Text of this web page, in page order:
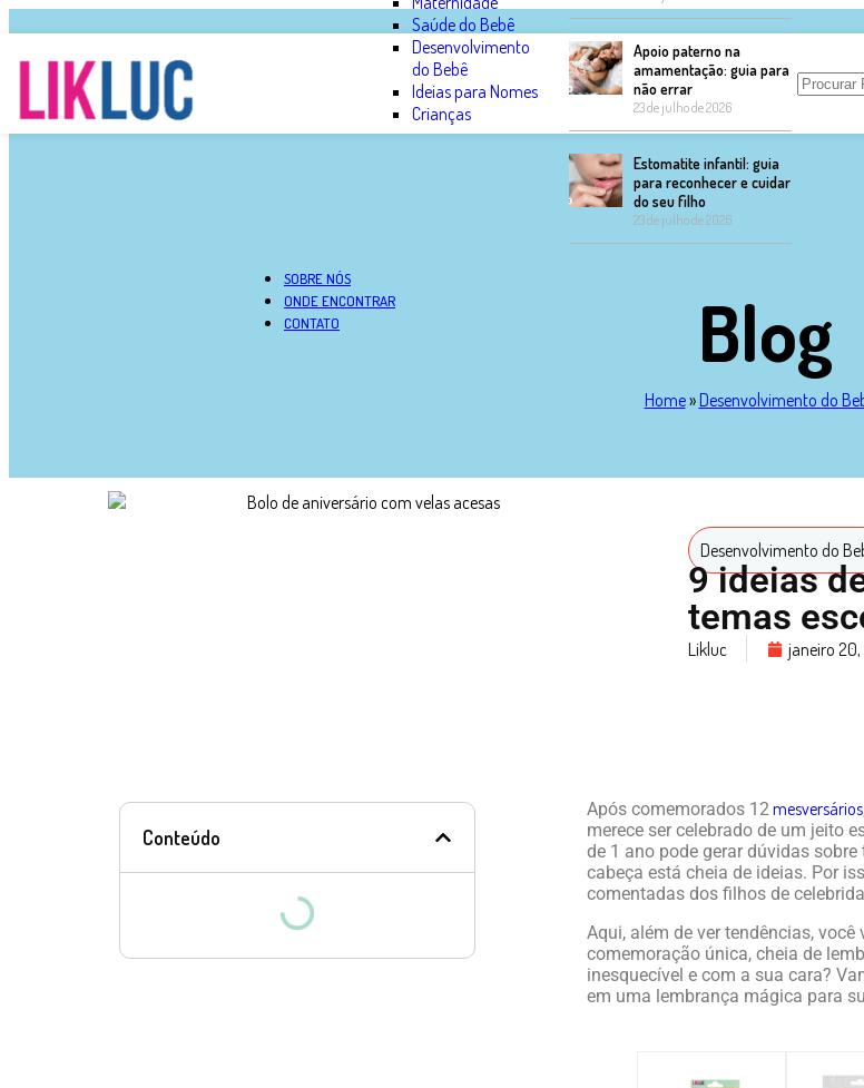
Saúde do Bebê
Desenvolvimento
do Bebê
Ideias para Nomes
Crianças
Apoio paterno na
amamentação: guia para
não errar
23 de julho de 2026
Estomatite infantil: guia
para reconhecer e cuidar
do seu filho
23 de julho de 2026
SOBRE NÓS
ONDE ENCONTRAR
CONTATO
Blog
Home»Desenvolvimento do
Desenvolvimento do
9 ideias
temas
Likluc janeiro
Conteúdo
Após comemorados 12mesversários
merece ser celebrado de um jeito
de 1 ano pode gerar dúvidas
cabeça está cheia de ideias. Por
comentadas dos filhos de
Aqui, além de ver tendências,
comemoração única, cheia de
inesquecível e com a sua cara?
em uma lembrança mágica para